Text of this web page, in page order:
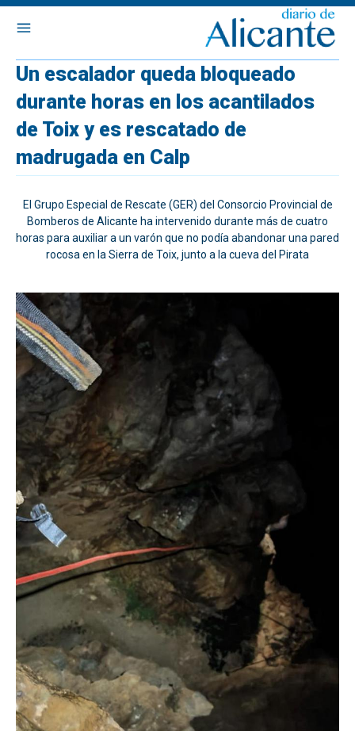
Un escalador queda bloqueado
durante horas en los acantilados
de Toix y es rescatado de
madrugada en Calp
El Grupo Especial de Rescate (GER) del Consorcio Provincial de
Bomberos de Alicante ha intervenido durante más de cuatro
horas para auxiliar a un varón que no podía abandonar una pared
rocosa en la Sierra de Toix, junto a la cueva del Pirata